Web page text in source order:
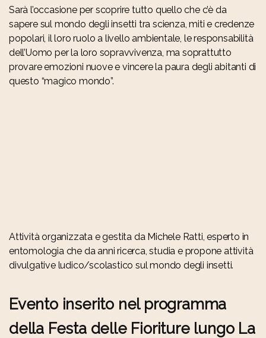
Sarà l’occasione per scoprire tutto quello che c’è da
sapere sul mondo degli insetti tra scienza, miti e credenze
popolari, il loro ruolo a livello ambientale, le responsabilità
dell’Uomo per la loro sopravvivenza, ma soprattutto
provare emozioni nuove e vincere la paura degli abitanti di
questo “magico mondo”.
Attività organizzata e gestita da Michele Ratti, esperto in
entomologia che da anni ricerca, studia e propone attività
divulgative ludico/scolastico sul mondo degli insetti.
Evento inserito nel programma
della Festa delle Fioriture lungo La